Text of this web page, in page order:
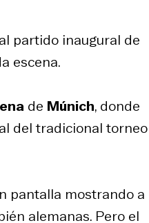
partido inaugural de
escena.
de Múnich, donde
del tradicional torneo
pantalla mostrando a
alemanas. Pero el